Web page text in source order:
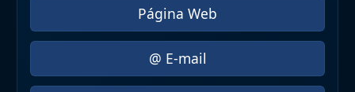
Página Web
@ E-mail